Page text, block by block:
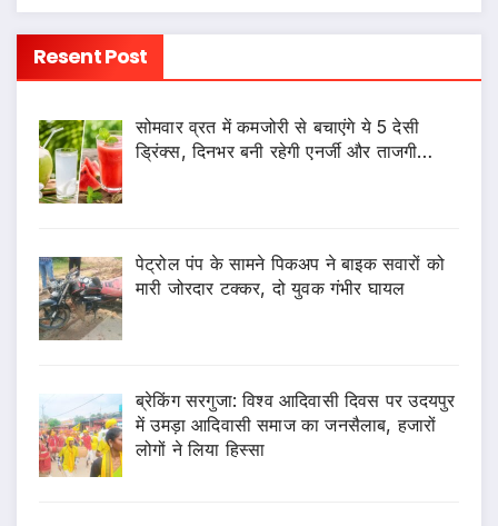
Resent Post
सोमवार व्रत में कमजोरी से बचाएंगे ये 5 देसी
ड्रिंक्स, दिनभर बनी रहेगी एनर्जी और ताजगी…
पेट्रोल पंप के सामने पिकअप ने बाइक सवारों को
मारी जोरदार टक्कर, दो युवक गंभीर घायल
ब्रेकिंग सरगुजा: विश्व आदिवासी दिवस पर उदयपुर
में उमड़ा आदिवासी समाज का जनसैलाब, हजारों
लोगों ने लिया हिस्सा